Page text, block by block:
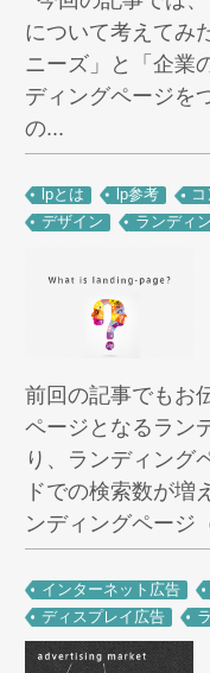
について考えてみ
ニーズ」と「企業
ディングページを
の...
lpとは lp参考
デザイン
ランディ
前回の記事でもお
ページとなるラン
り、ランディング
ドでの検索数が増
ンディングページ
インターネット広告
ディスプレイ広告